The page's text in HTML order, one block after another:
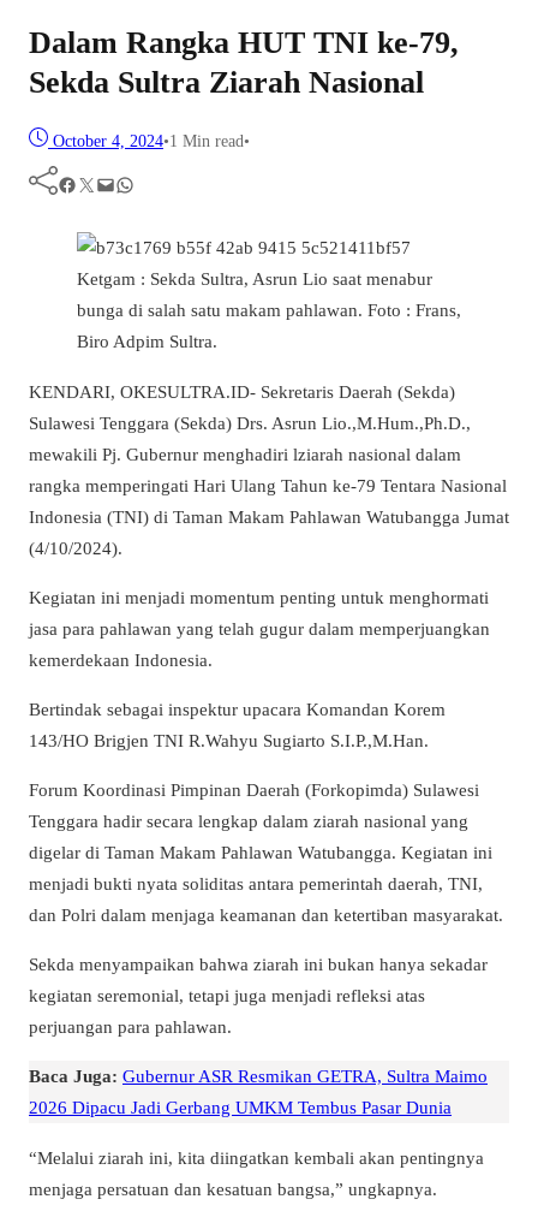
Dalam Rangka HUT TNI ke-79,
Sekda Sultra Ziarah Nasional
October 4, 2024•1 Min read•
Facebook Twitter Mail WhatsApp
Ketgam : Sekda Sultra, Asrun Lio saat menabur
bunga di salah satu makam pahlawan. Foto : Frans,
Biro Adpim Sultra.
KENDARI, OKESULTRA.ID- Sekretaris Daerah (Sekda)
Sulawesi Tenggara (Sekda) Drs. Asrun Lio.,M.Hum.,Ph.D.,
mewakili Pj. Gubernur menghadiri lziarah nasional dalam
rangka memperingati Hari Ulang Tahun ke-79 Tentara Nasional
Indonesia (TNI) di Taman Makam Pahlawan Watubangga Jumat
(4/10/2024).
Kegiatan ini menjadi momentum penting untuk menghormati
jasa para pahlawan yang telah gugur dalam memperjuangkan
kemerdekaan Indonesia.
Bertindak sebagai inspektur upacara Komandan Korem
143/HO Brigjen TNI R.Wahyu Sugiarto S.I.P.,M.Han.
Forum Koordinasi Pimpinan Daerah (Forkopimda) Sulawesi
Tenggara hadir secara lengkap dalam ziarah nasional yang
digelar di Taman Makam Pahlawan Watubangga. Kegiatan ini
menjadi bukti nyata soliditas antara pemerintah daerah, TNI,
dan Polri dalam menjaga keamanan dan ketertiban masyarakat.
Sekda menyampaikan bahwa ziarah ini bukan hanya sekadar
kegiatan seremonial, tetapi juga menjadi refleksi atas
perjuangan para pahlawan.
Baca Juga: Gubernur ASR Resmikan GETRA, Sultra Maimo
2026 Dipacu Jadi Gerbang UMKM Tembus Pasar Dunia
“Melalui ziarah ini, kita diingatkan kembali akan pentingnya
menjaga persatuan dan kesatuan bangsa,” ungkapnya.